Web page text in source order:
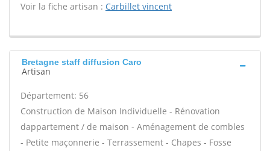
Voir la fiche artisan : Carbillet vincent
Bretagne staff diffusion Caro
Artisan
Département: 56
Construction de Maison Individuelle - Rénovation
dappartement / de maison - Aménagement de combles
- Petite maçonnerie - Terrassement - Chapes - Fosse